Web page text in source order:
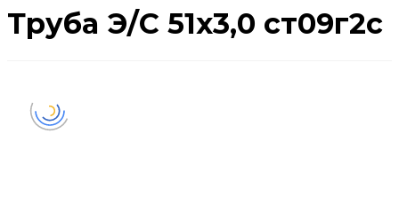
Труба Э/С 51x3,0 ст09г2с